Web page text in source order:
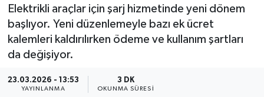
Elektrikli araçlar için şarj hizmetinde yeni dönem
başlıyor. Yeni düzenlemeyle bazı ek ücret
kalemleri kaldırılırken ödeme ve kullanım şartları
da değişiyor.
23.03.2026 - 13:53
YAYINLANMA
3 DK
OKUNMA SÜRESI
Azdavay Haberleri
Bozkurt Haberleri